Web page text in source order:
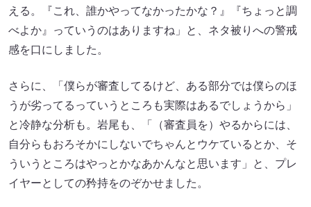
える。『これ、誰かやってなかったかな？』『ちょっと調
べよか』っていうのはありますね」と、ネタ被りへの警戒
感を口にしました。
さらに、「僕らが審査してるけど、ある部分では僕らのほ
うが劣ってるっていうところも実際はあるでしょうから」
と冷静な分析も。岩尾も、「（審査員を）やるからには、
自分らもおろそかにしないでちゃんとウケているとか、そ
ういうところはやっとかなあかんなと思います」と、プレ
イヤーとしての矜持をのぞかせました。